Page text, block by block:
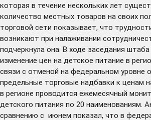
которая в течение нескольких лет
количество местных товаров на своих
торговой сети показывает, что
возникают при налаживании
подчеркнула она. В ходе заседания
изменение цен на детское питание в
связи с отменой на федеральном уровне
предельные торговые надбавки к ценам
в регионе проводится ежемесячный
детского питания по 20 наименованиям.
сравнению с июнем показал, что в